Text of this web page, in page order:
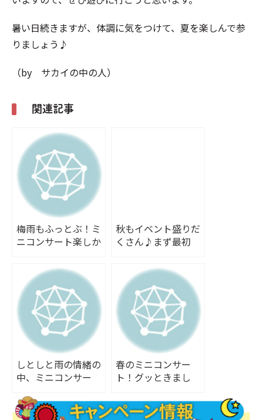
暑い日続きますが、体調に気をつけて、夏を楽しんで参
りましょう♪
（by サカイの中の人）
関連記事
梅雨もふっとぶ！ミ
ニコンサート楽しか
秋もイベント盛りだ
くさん♪まず最初
しとしと雨の情緒の
中、ミニコンサー
春のミニコンサー
ト！グッときまし